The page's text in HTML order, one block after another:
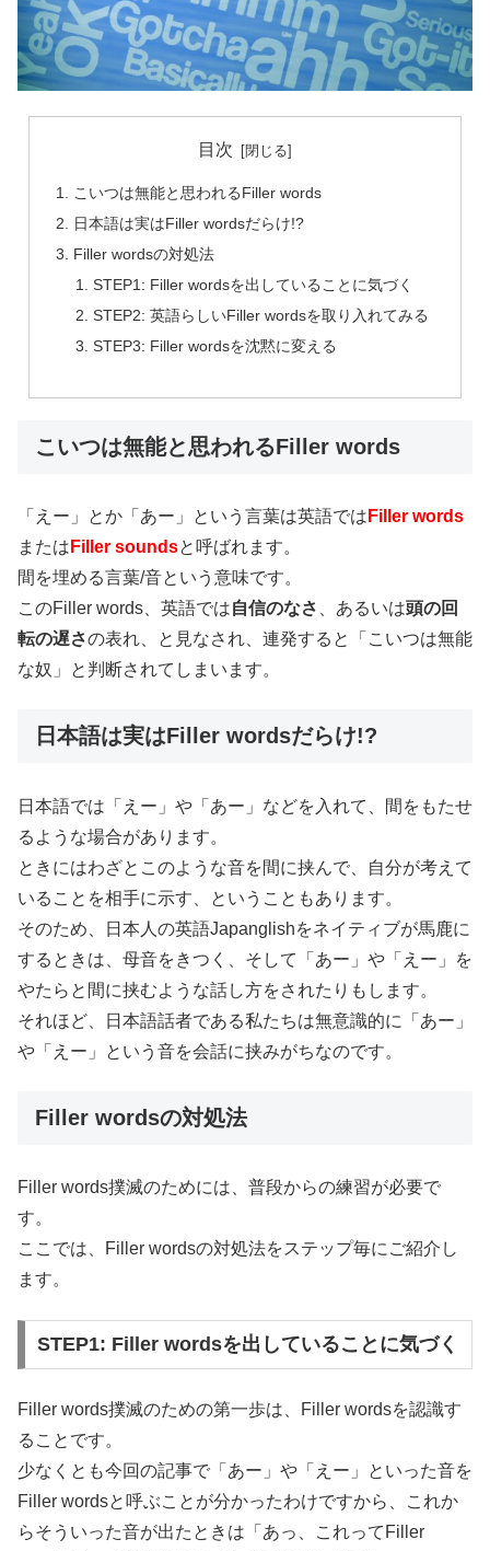
目次
こいつは無能と思われるFiller words
日本語は実はFiller wordsだらけ!?
Filler wordsの対処法
STEP1: Filler wordsを出していることに気づく
STEP2: 英語らしいFiller wordsを取り入れてみる
STEP3: Filler wordsを沈黙に変える
こいつは無能と思われるFiller words
「えー」とか「あー」という言葉は英語では Filler words
または Filler soundsと呼ばれます。
間を埋める言葉/音という意味です。
このFiller words、英語では自信のなさ 、あるいは頭の回
転の遅さの表れ、と見なされ、連発すると「こいつは無能
な奴」と判断されてしまいます。
日本語は実はFiller wordsだらけ!?
日本語では「えー」や「あー」などを入れて、間をもたせ
るような場合があります。
ときにはわざとこのような音を間に挟んで、自分が考えて
いることを相手に示す、ということもあります。
そのため、日本人の英語Japanglishをネイティブが馬鹿に
するときは、母音をきつく、そして「あー」や「えー」を
やたらと間に挟むような話し方をされたりもします。
それほど、日本語話者である私たちは無意識的に「あー」
や「えー」という音を会話に挟みがちなのです。
Filler wordsの対処法
Filler words撲滅のためには、普段からの練習が必要で
す。
ここでは、Filler wordsの対処法をステップ毎にご紹介し
ます。
STEP1: Filler wordsを出していることに気づく
Filler words撲滅のための第一歩は、Filler wordsを認識す
ることです。
少なくとも今回の記事で「あー」や「えー」といった音を
Filler wordsと呼ぶことが分かったわけですから、これか
らそういった音が出たときは「あっ、これってFiller